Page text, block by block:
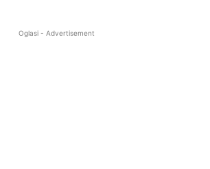
Oglasi - Advertisement